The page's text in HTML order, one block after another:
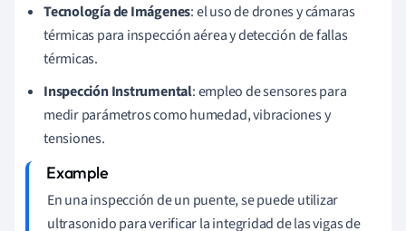
Tecnología de Imágenes: el uso de drones y cámaras
térmicas para inspección aérea y detección de fallas
térmicas.
Inspección Instrumental: empleo de sensores para
medir parámetros como humedad, vibraciones y
tensiones.
En una inspección de un puente, se puede utilizar
ultrasonido para verificar la integridad de las vigas de